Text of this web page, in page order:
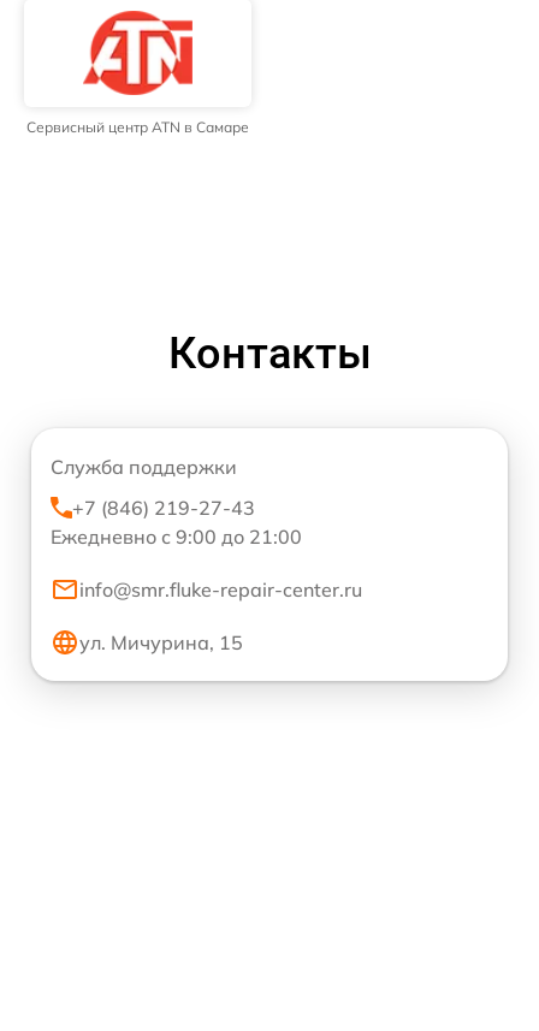
Сервисный центр ATN в Самаре
Контакты
Служба поддержки
+7 (846) 219-27-43
Ежедневно с 9:00 до 21:00
info@smr.fluke-repair-center.ru
ул. Мичурина, 15